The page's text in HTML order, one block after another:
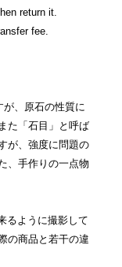
return it.
fee.
、原石の性質に
た「石目」と呼ば
が、強度に問題の
、手作りの一点物
るように撮影して
の商品と若干の違